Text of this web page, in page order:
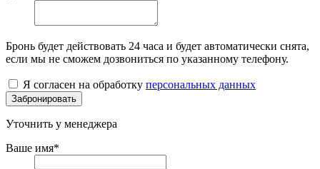
Бронь будет действовать 24 часа и будет автоматически снята,
если мы не сможем дозвониться по указанному телефону.
Я согласен на обработку персональных данных
Забронировать
Уточнить у менеджера
Ваше имя*